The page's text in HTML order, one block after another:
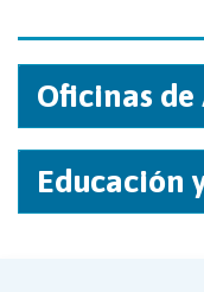
Oficinas
Educación